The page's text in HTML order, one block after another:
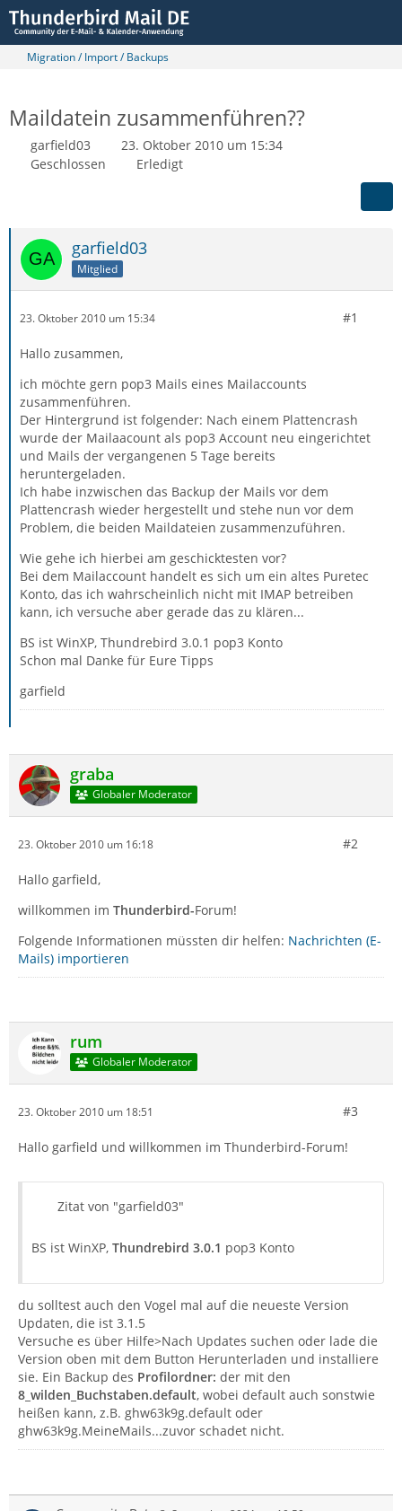
Migration / Import / Backups
Maildatein zusammenführen??
garfield03
23. Oktober 2010 um 15:34
Geschlossen
Erledigt
garfield03
Mitglied
23. Oktober 2010 um 15:34 #1
Hallo zusammen,
ich möchte gern pop3 Mails eines Mailaccounts
zusammenführen.
Der Hintergrund ist folgender: Nach einem Plattencrash
wurde der Mailaacount als pop3 Account neu eingerichtet
und Mails der vergangenen 5 Tage bereits
heruntergeladen.
Ich habe inzwischen das Backup der Mails vor dem
Plattencrash wieder hergestellt und stehe nun vor dem
Problem, die beiden Maildateien zusammenzuführen.
Wie gehe ich hierbei am geschicktesten vor?
Bei dem Mailaccount handelt es sich um ein altes Puretec
Konto, das ich wahrscheinlich nicht mit IMAP betreiben
kann, ich versuche aber gerade das zu klären...
BS ist WinXP, Thundrebird 3.0.1 pop3 Konto
Schon mal Danke für Eure Tipps
garfield
graba
Globaler Moderator
23. Oktober 2010 um 16:18 #2
Hallo garfield,
willkommen im Thunderbird-Forum!
Folgende Informationen müssten dir helfen: Nachrichten (E-
Mails) importieren
rum
Globaler Moderator
23. Oktober 2010 um 18:51 #3
Hallo garfield und willkommen im Thunderbird-Forum!
Zitat von "garfield03"
BS ist WinXP, Thundrebird 3.0.1 pop3 Konto
du solltest auch den Vogel mal auf die neueste Version
Updaten, die ist 3.1.5
Versuche es über Hilfe>Nach Updates suchen oder lade die
Version oben mit dem Button Herunterladen und installiere
sie. Ein Backup des Profilordner: der mit den
8_wilden_Buchstaben.default, wobei default auch sonstwie
heißen kann, z.B. ghw63k9g.default oder
ghw63k9g.MeineMails...zuvor schadet nicht.